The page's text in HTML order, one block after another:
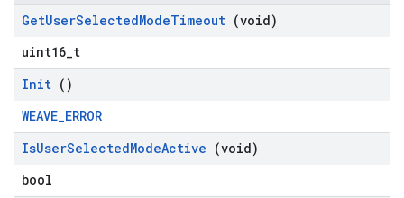
GetUserSelectedModeTimeout (void)
uint16_t
Init ()
WEAVE_ERROR
IsUserSelectedModeActive (void)
bool